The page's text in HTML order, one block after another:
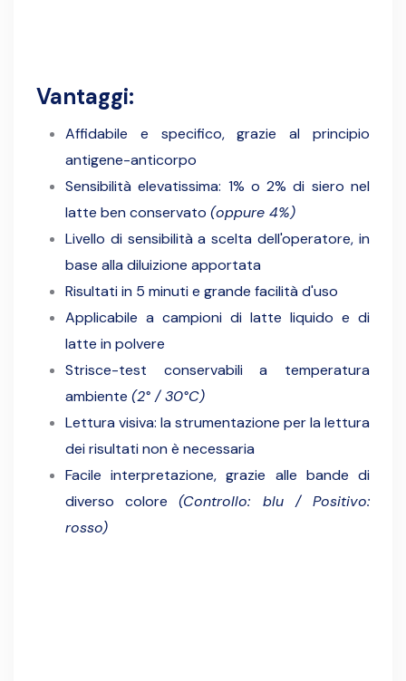
Vantaggi:
Affidabile e specifico, grazie al principio
antigene-anticorpo
Sensibilità elevatissima: 1% o 2% di siero nel
latte ben conservato (oppure 4%)
Livello di sensibilità a scelta dell'operatore, in
base alla diluizione apportata
Risultati in 5 minuti e grande facilità d'uso
Applicabile a campioni di latte liquido e di
latte in polvere
Strisce-test conservabili a temperatura
ambiente (2° / 30°C)
Lettura visiva: la strumentazione per la lettura
dei risultati non è necessaria
Facile interpretazione, grazie alle bande di
diverso colore(Controllo: blu / Positivo:
rosso)